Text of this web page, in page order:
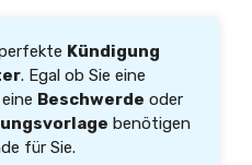
Kündigung
. Egal ob Sie eine
Beschwerde oder
benötigen
für Sie.